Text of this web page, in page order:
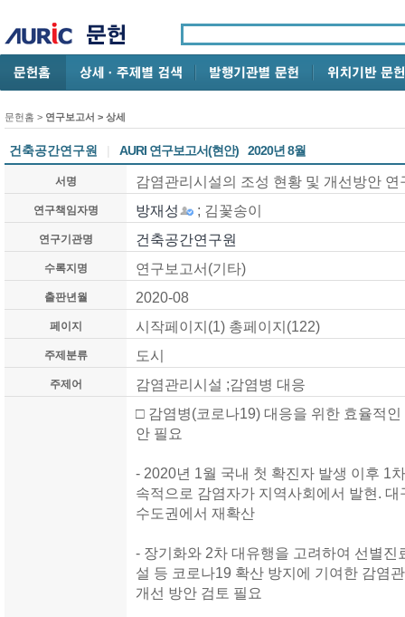
문헌홈 > 연구보고서 > 상세
건축공간연구원 | AURI 연구보고서(현안) 2020년 8월
서명 감염관리시설의 조성 현황 및 개선방안 연
연구책임자명 방재성 ; 김꽃송이
연구기관명 건축공간연구원
수록지명 연구보고서(기타)
출판년월 2020-08
페이지 시작페이지(1) 총페이지(122)
주제분류 도시
주제어 감염관리시설 ;감염병 대응
□ 감염병(코로나19) 대응을 위한 효율적
안 필요
- 2020년 1월 국내 첫 확진자 발생 이후 1
속적으로 감염자가 지역사회에서 발현.
수도권에서 재확산
- 장기화와 2차 대유행을 고려하여 선별
설 등 코로나19 확산 방지에 기여한 감염
개선 방안 검토 필요